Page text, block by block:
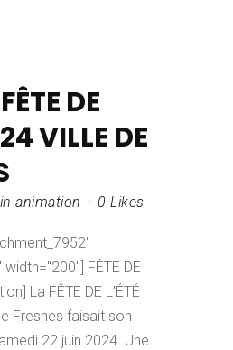
FÊTE DE
VILLE DE
in animation 0 Likes
FÊTE DE
La FÊTE DE L’ÉTÉ
Fresnes faisait son
22 juin 2024. Une